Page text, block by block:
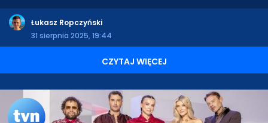
Łukasz Ropczyński
31 sierpnia 2025, 19:44
CZYTAJ WIĘCEJ